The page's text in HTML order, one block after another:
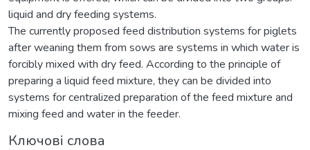
liquid and dry feeding systems.
The currently proposed feed distribution systems for piglets
after weaning them from sows are systems in which water is
forcibly mixed with dry feed. According to the principle of
preparing a liquid feed mixture, they can be divided into
systems for centralized preparation of the feed mixture and
mixing feed and water in the feeder.
Ключові слова